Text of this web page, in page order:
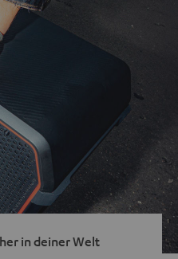
in deiner Welt